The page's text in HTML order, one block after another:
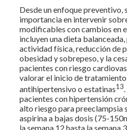
Desde un enfoque preventivo,
importancia en intervenir
modificables con cambios en
incluyen una dieta
actividad física, reducción de
obesidad y sobrepeso, y la
pacientes con riesgo
valorar el inicio de
antihipertensivo o estatinas13
pacientes con hipertensión
alto riesgo para preeclampsia
aspirina a bajas dosis (75-
la semana 12 hasta la semana